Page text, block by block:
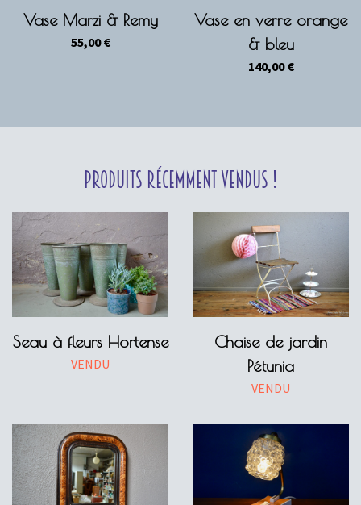
Vase Marzi & Remy
55,00€
Vase en verre orange
& bleu
140,00€
Produits récemment vendus !
Seau à fleurs Hortense
VENDU
Chaise de jardin
Pétunia
VENDU